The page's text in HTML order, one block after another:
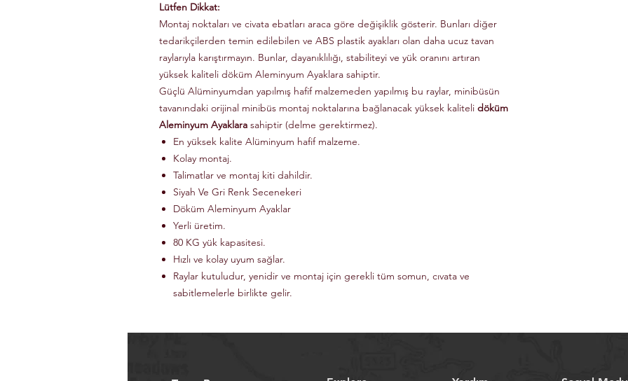
Lütfen Dikkat:
Montaj noktaları ve civata ebatları araca göre değişiklik gösterir. Bunları diğer
tedarikçilerden temin edilebilen ve ABS plastik ayakları olan daha ucuz tavan
raylarıyla karıştırmayın. Bunlar, dayanıklılığı, stabiliteyi ve yük oranını artıran
yüksek kaliteli döküm Aleminyum Ayaklara sahiptir.
Güçlü Alüminyumdan yapılmış hafif malzemeden yapılmış bu raylar, minibüsün
tavanındaki orijinal minibüs montaj noktalarına bağlanacak yüksek kaliteli döküm
Aleminyum Ayaklara sahiptir (delme gerektirmez).
En yüksek kalite Alüminyum hafif malzeme.
Kolay montaj.
Talimatlar ve montaj kiti dahildir.
Siyah Ve Gri Renk Secenekeri
Döküm Aleminyum Ayaklar
Yerli üretim.
80 KG yük kapasitesi.
Hızlı ve kolay uyum sağlar.
Raylar kutuludur, yenidir ve montaj için gerekli tüm somun, cıvata ve
sabitlemelerle birlikte gelir.